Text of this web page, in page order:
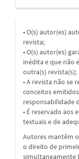
• O(s) autor(es)
revista;
• O(s) autor(es)
inédita e que não
outra(s) revista(s);
• A revista não se
conceitos
responsabilidade
• É reservado aos
textuais e de
Autores mantêm
o direito de
simultaneamente